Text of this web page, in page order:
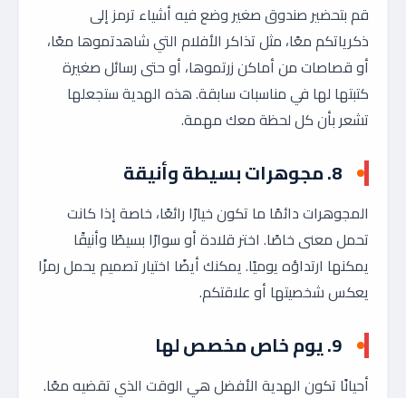
قم بتحضير صندوق صغير وضع فيه أشياء ترمز إلى
ذكرياتكم معًا، مثل تذاكر الأفلام التي شاهدتموها معًا،
أو قصاصات من أماكن زرتموها، أو حتى رسائل صغيرة
كتبتها لها في مناسبات سابقة. هذه الهدية ستجعلها
تشعر بأن كل لحظة معك مهمة.
8. مجوهرات بسيطة وأنيقة
المجوهرات دائمًا ما تكون خيارًا رائعًا، خاصة إذا كانت
تحمل معنى خاصًا. اختر قلادة أو سوارًا بسيطًا وأنيقًا
يمكنها ارتداؤه يوميًا. يمكنك أيضًا اختيار تصميم يحمل رمزًا
يعكس شخصيتها أو علاقتكم.
9. يوم خاص مخصص لها
أحيانًا تكون الهدية الأفضل هي الوقت الذي تقضيه معًا.